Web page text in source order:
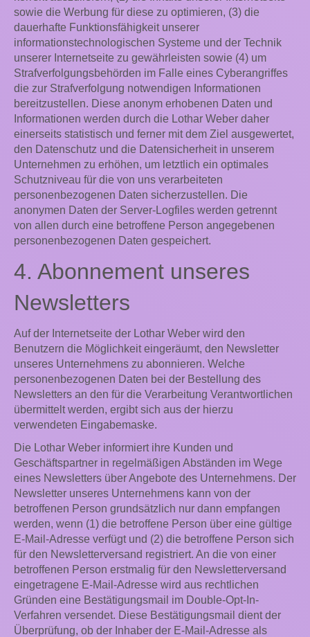
sowie die Werbung für diese zu optimieren, (3) die
dauerhafte Funktionsfähigkeit unserer
informationstechnologischen Systeme und der Technik
unserer Internetseite zu gewährleisten sowie (4) um
Strafverfolgungsbehörden im Falle eines Cyberangriffes
die zur Strafverfolgung notwendigen Informationen
bereitzustellen. Diese anonym erhobenen Daten und
Informationen werden durch die Lothar Weber daher
einerseits statistisch und ferner mit dem Ziel ausgewertet,
den Datenschutz und die Datensicherheit in unserem
Unternehmen zu erhöhen, um letztlich ein optimales
Schutzniveau für die von uns verarbeiteten
personenbezogenen Daten sicherzustellen. Die
anonymen Daten der Server-Logfiles werden getrennt
von allen durch eine betroffene Person angegebenen
personenbezogenen Daten gespeichert.
4. Abonnement unseres
Newsletters
Auf der Internetseite der Lothar Weber wird den
Benutzern die Möglichkeit eingeräumt, den Newsletter
unseres Unternehmens zu abonnieren. Welche
personenbezogenen Daten bei der Bestellung des
Newsletters an den für die Verarbeitung Verantwortlichen
übermittelt werden, ergibt sich aus der hierzu
verwendeten Eingabemaske.
Die Lothar Weber informiert ihre Kunden und
Geschäftspartner in regelmäßigen Abständen im Wege
eines Newsletters über Angebote des Unternehmens. Der
Newsletter unseres Unternehmens kann von der
betroffenen Person grundsätzlich nur dann empfangen
werden, wenn (1) die betroffene Person über eine gültige
E-Mail-Adresse verfügt und (2) die betroffene Person sich
für den Newsletterversand registriert. An die von einer
betroffenen Person erstmalig für den Newsletterversand
eingetragene E-Mail-Adresse wird aus rechtlichen
Gründen eine Bestätigungsmail im Double-Opt-In-
Verfahren versendet. Diese Bestätigungsmail dient der
Überprüfung, ob der Inhaber der E-Mail-Adresse als